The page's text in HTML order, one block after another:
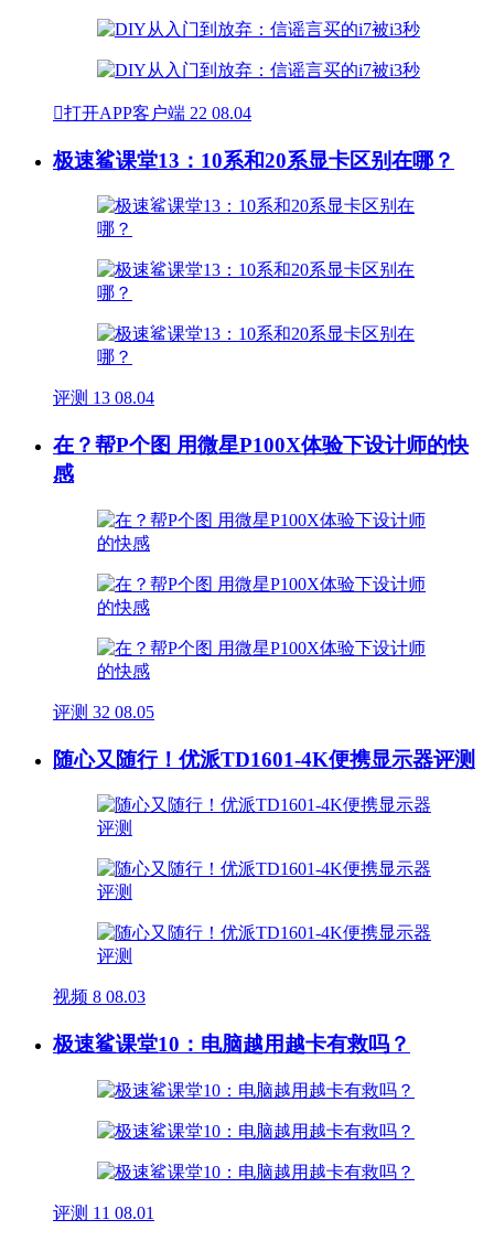
打开APP客户端 22 08.04
极速鲨课堂13：10系和20系显卡区别在哪？
评测 13 08.04
在？帮P个图 用微星P100X体验下设计师的快
感
评测 32 08.05
随心又随行！优派TD1601-4K便携显示器评测
视频 8 08.03
极速鲨课堂10：电脑越用越卡有救吗？
评测 11 08.01